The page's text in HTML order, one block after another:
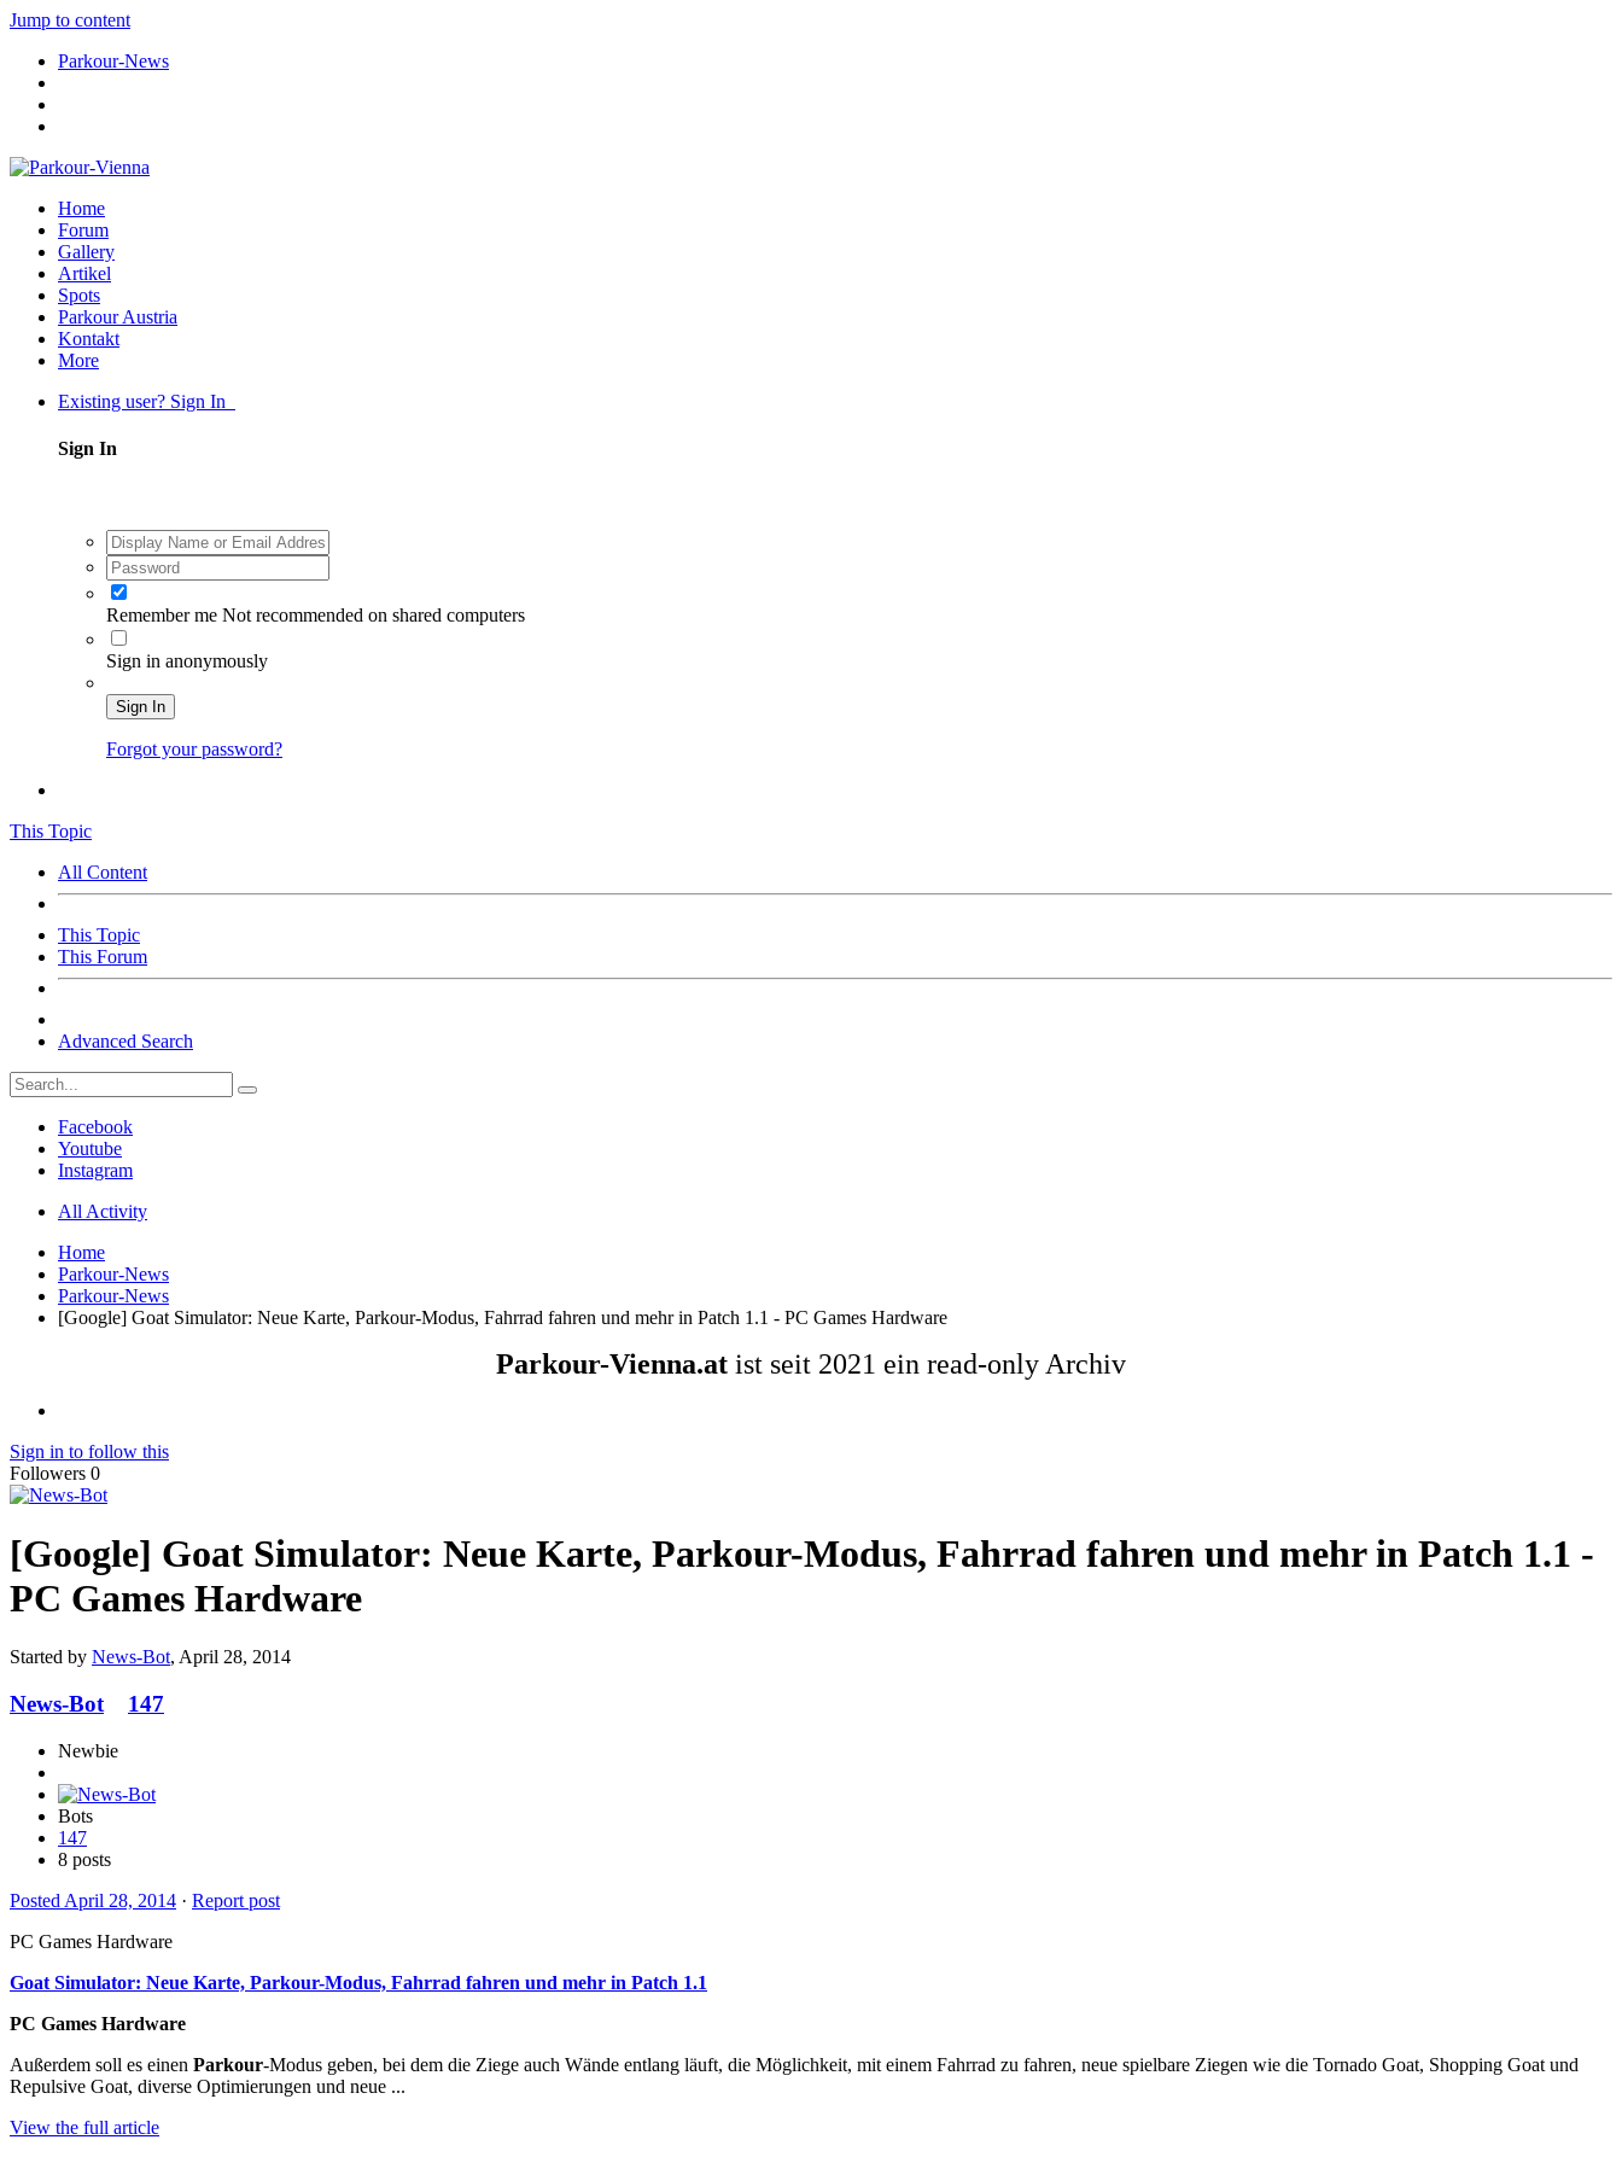
Jump to content
Parkour-News
Home
Forum
Gallery
Artikel
Spots
Parkour Austria
Kontakt
More
Existing user? Sign In
Sign In
Remember me Not recommended on shared computers
Sign in anonymously
Sign In
Forgot your password?
This Topic
All Content
This Topic
This Forum
Advanced Search
Facebook
Youtube
Instagram
All Activity
Home
Parkour-News
Parkour-News
[Google] Goat Simulator: Neue Karte, Parkour-Modus, Fahrrad fahren und mehr in Patch 1.1 - PC Games Hardware
Parkour-Vienna.at ist seit 2021 ein read-only Archiv
Sign in to follow this
Followers 0
[Google] Goat Simulator: Neue Karte, Parkour-Modus, Fahrrad fahren und mehr in Patch 1.1 -
PC Games Hardware
Started by News-Bot, April 28, 2014
News-Bot 147
Newbie
Bots
147
8 posts
Posted April 28, 2014 · Report post
PC Games Hardware
Goat Simulator: Neue Karte, Parkour-Modus, Fahrrad fahren und mehr in Patch 1.1
PC Games Hardware
Außerdem soll es einen Parkour-Modus geben, bei dem die Ziege auch Wände entlang läuft, die Möglichkeit, mit einem Fahrrad zu fahren, neue spielbare Ziegen wie die Tornado Goat, Shopping Goat und
Repulsive Goat, diverse Optimierungen und neue ...
View the full article